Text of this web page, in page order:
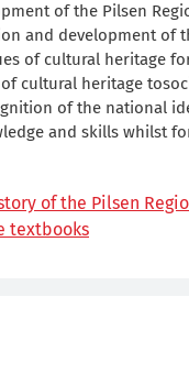
of the Pilsen
and development
of cultural heritage
cultural heritage
of the national
and skills whilst
of the Pilsen
textbooks